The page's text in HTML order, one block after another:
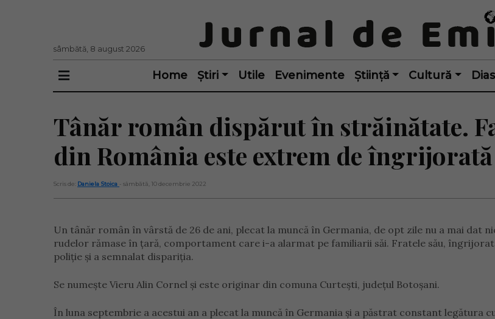
sâmbătă, 8 august 2026
Home Știri Utile Evenimente Știință Cultură
Tânăr român dispărut în străinătate.
din România este extrem de îngrijorată
Scris de: Daniela Stoica - sâmbătă, 10 decembrie 2022
Un tânăr român în vârstă de 26 de ani, plecat la muncă în Germania, de opt zile nu a mai dat
rudelor rămase în țară, comportament care i-a alarmat pe familiarii săi. Fratele său,
poliție și a semnalat dispariția.
Se numește Vieru Alin Cornel și este originar din comuna Curtești, județul Botoșani.
În luna septembrie a acestui an a plecat la muncă în Germania și a păstrat constant legătura